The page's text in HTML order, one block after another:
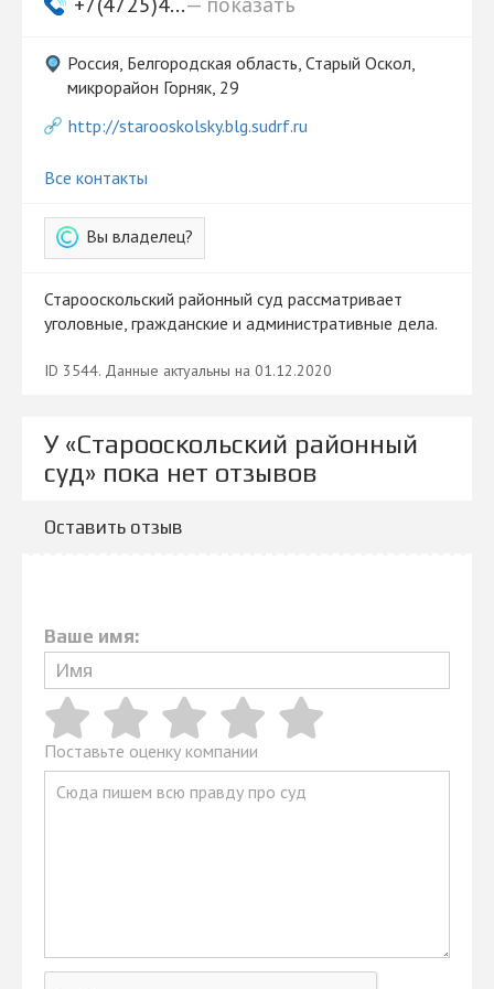
Россия, Белгородская область, Старый Оскол,
микрорайон Горняк, 29
http://starooskolsky.blg.sudrf.ru
Все контакты
Вы владелец?
Старооскольский районный суд рассматривает
уголовные, гражданские и административные дела.
ID 3544. Данные актуальны на 01.12.2020
У «Старооскольский районный
суд» пока нет отзывов
Оставить отзыв
Ваше имя:
Поставьте оценку компании